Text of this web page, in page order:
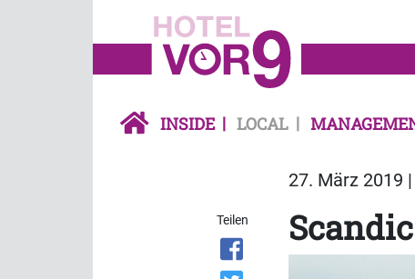
INSIDE LOCAL
27. März 2019
Teilen